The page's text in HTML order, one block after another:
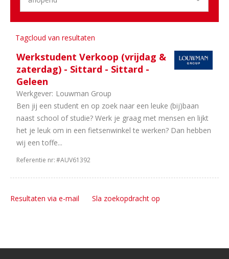
Tagcloud van resultaten
Werkstudent Verkoop (vrijdag &
zaterdag) - Sittard - Sittard -
Geleen
Werkgever: Louwman Group
Ben jij een student en op zoek naar een leuke (bij)baan
naast school of studie? Werk je graag met mensen en lijkt
het je leuk om in een fietsenwinkel te werken? Dan hebben
wij een toffe...
Referentie nr:#AUV61392
Resultaten via e-mail Sla zoekopdracht op